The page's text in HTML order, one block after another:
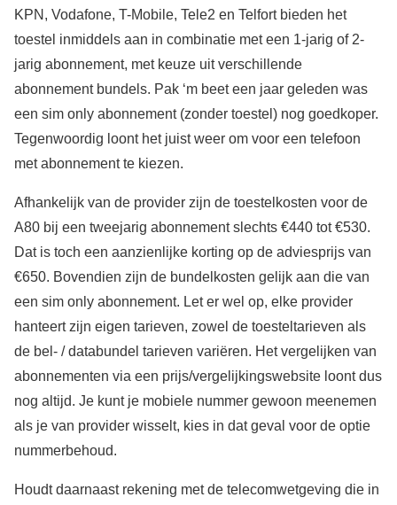
KPN, Vodafone, T-Mobile, Tele2 en Telfort bieden het
toestel inmiddels aan in combinatie met een 1-jarig of 2-
jarig abonnement, met keuze uit verschillende
abonnement bundels. Pak ‘m beet een jaar geleden was
een sim only abonnement (zonder toestel) nog goedkoper.
Tegenwoordig loont het juist weer om voor een telefoon
met abonnement te kiezen.
Afhankelijk van de provider zijn de toestelkosten voor de
A80 bij een tweejarig abonnement slechts €440 tot €530.
Dat is toch een aanzienlijke korting op de adviesprijs van
€650. Bovendien zijn de bundelkosten gelijk aan die van
een sim only abonnement. Let er wel op, elke provider
hanteert zijn eigen tarieven, zowel de toesteltarieven als
de bel- / databundel tarieven variëren. Het vergelijken van
abonnementen via een prijs/vergelijkingswebsite loont dus
nog altijd. Je kunt je mobiele nummer gewoon meenemen
als je van provider wisselt, kies in dat geval voor de optie
nummerbehoud.
Houdt daarnaast rekening met de telecomwetgeving die in